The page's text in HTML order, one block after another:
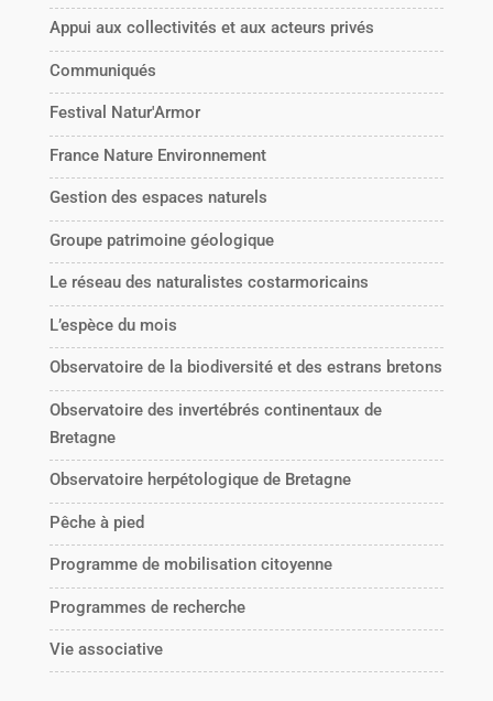
Appui aux collectivités et aux acteurs privés
Communiqués
Festival Natur'Armor
France Nature Environnement
Gestion des espaces naturels
Groupe patrimoine géologique
Le réseau des naturalistes costarmoricains
L’espèce du mois
Observatoire de la biodiversité et des estrans bretons
Observatoire des invertébrés continentaux de
Bretagne
Observatoire herpétologique de Bretagne
Pêche à pied
Programme de mobilisation citoyenne
Programmes de recherche
Vie associative